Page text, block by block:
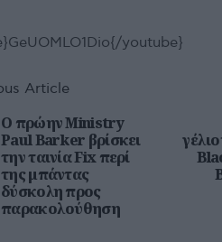
youtube}
Article
O πρώην Ministry
Paul Barker βρίσκει
την ταινία Fix περί
της μπάντας
δύσκολη προς
παρακολούθηση